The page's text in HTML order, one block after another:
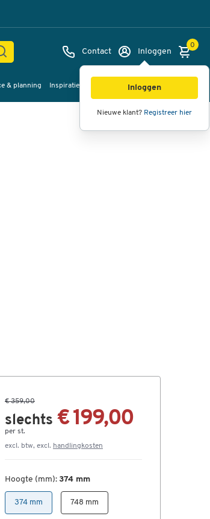
Contact Inloggen
Inloggen
Nieuwe klant? Registreer hier
0
& planning Inspiratie
€ 359,00
slechts € 199,00
per st.
excl. btw, excl. handlingkosten
Hoogte (mm): 374 mm
374 mm 748 mm
Video's
360°
weergave